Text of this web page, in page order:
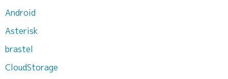
Android
Asterisk
brastel
CloudStorage